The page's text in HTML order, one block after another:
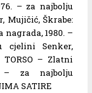
– za najbolju
Mujičić, Škrabe:
nagrada, 1980. –
cjelini Senker,
TORSO – Zlatni
– za najbolju
SATIRE